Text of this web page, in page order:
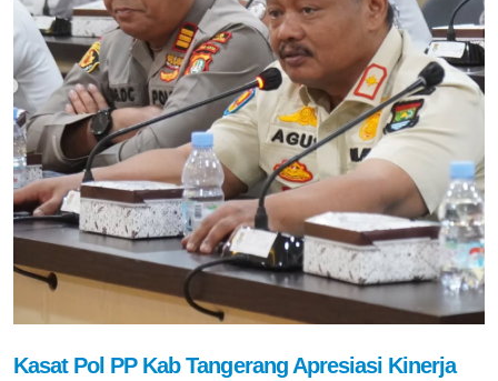
Kasat Pol PP Kab Tangerang Apresiasi Kinerja